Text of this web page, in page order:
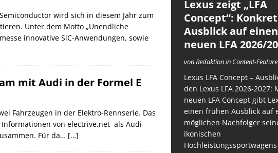
wird sich in diesem Jahr zum
Unter dem Motto „Unendliche
innovative SiC-Anwendungen, sowie
mit Audi in der Formel E
Fahrzeugen in der Elektro-Rennserie. Das
von electrive.net als Audi-
Für da… […]
Lexus zeigt „LFA
Concept“:
Ausblick auf einen
neuen LFA 2026/
von Redaktion in Content-Feature
Lexus LFA Concept –
den Lexus LFA 2026-2027:
neuen LFA Concept gibt
einen frühen Ausblick auf
möglichen Nachfolger
ikonischen
Hochleistungssportwagens